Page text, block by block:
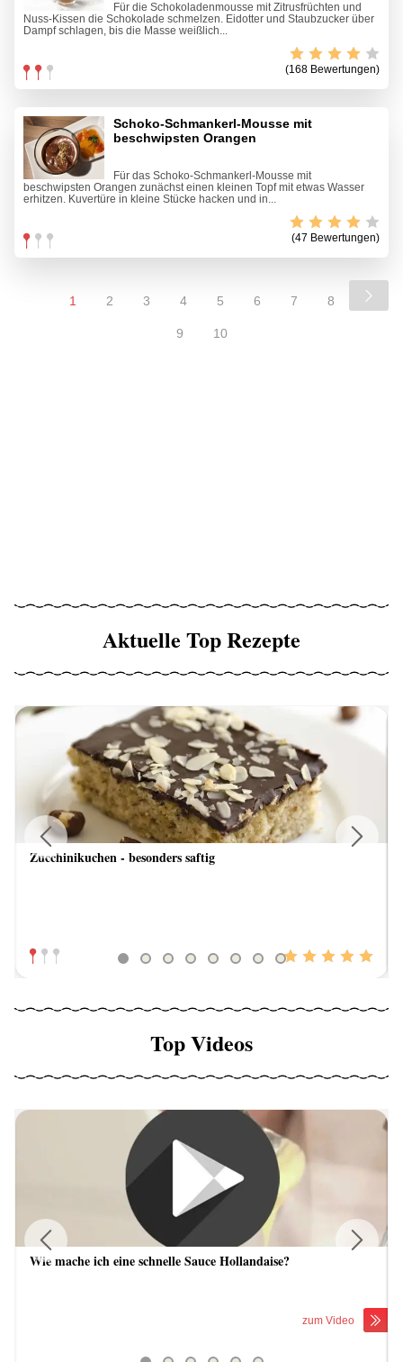
Für die Schokoladenmousse mit Zitrusfrüchten und
Nuss-Kissen die Schokolade schmelzen. Eidotter und Staubzucker über
Dampf schlagen, bis die Masse weißlich...
(168 Bewertungen)
Schoko-Schmankerl-Mousse mit
beschwipsten Orangen
Für das Schoko-Schmankerl-Mousse mit
beschwipsten Orangen zunächst einen kleinen Topf mit etwas Wasser
erhitzen. Kuvertüre in kleine Stücke hacken und in...
(47 Bewertungen)
1 2 3 4 5 6 7 8
9 10
Aktuelle Top Rezepte
Zucchinikuchen - besonders saftig
Previous
Top Videos
Wie mache ich eine schnelle Sauce Hollandaise?
zum Video
Previous